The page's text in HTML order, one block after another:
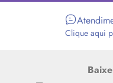
Clique aqui